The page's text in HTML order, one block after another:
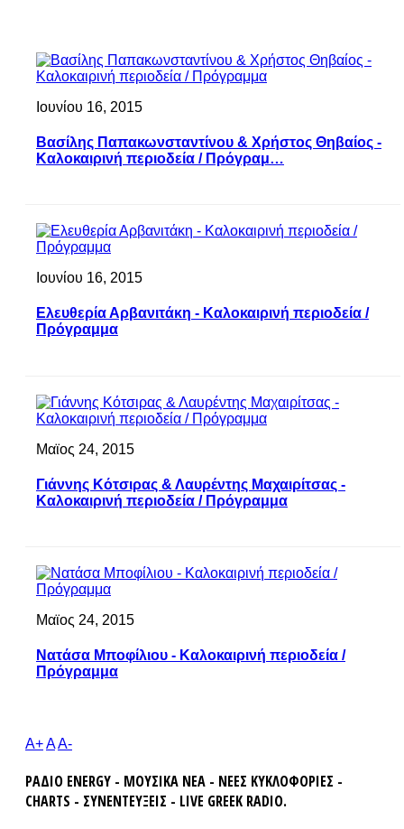
Ιουνίου 16, 2015
Βασίλης Παπακωνσταντίνου & Χρήστος Θηβαίος -
Καλοκαιρινή περιοδεία / Πρόγραμ…
Ιουνίου 16, 2015
Ελευθερία Αρβανιτάκη - Καλοκαιρινή περιοδεία /
Πρόγραμμα
Μαϊος 24, 2015
Γιάννης Κότσιρας & Λαυρέντης Μαχαιρίτσας -
Καλοκαιρινή περιοδεία / Πρόγραμμα
Μαϊος 24, 2015
Νατάσα Μποφίλιου - Καλοκαιρινή περιοδεία /
Πρόγραμμα
A+AA-
ΡΑΔΙΟ ENERGY - ΜΟΥΣΙΚΑ ΝΕΑ - ΝΕΕΣ ΚΥΚΛΟΦΟΡΙΕΣ -
CHARTS - ΣΥΝΕΝΤΕΥΞΕΙΣ - LIVE GREEK RADIO.